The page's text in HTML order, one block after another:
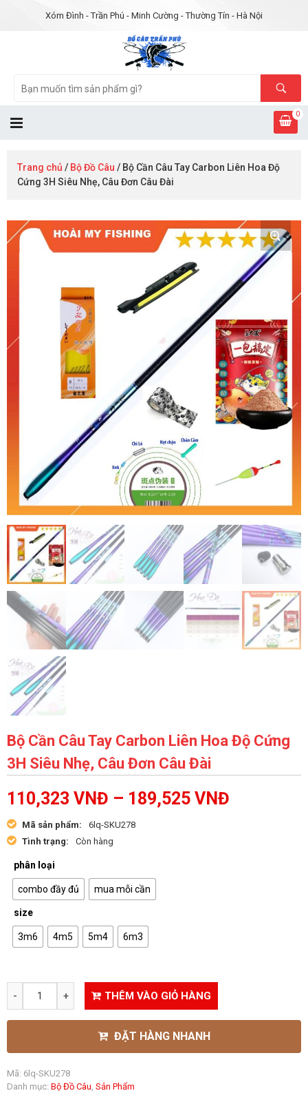
Xóm Đình - Trần Phú - Minh Cường - Thường Tín - Hà Nội
0
Trang chủ / Bộ Đồ Câu / Bộ Cần Câu Tay Carbon Liên Hoa Độ
Cứng 3H Siêu Nhẹ, Câu Đơn Câu Đài
Bộ Cần Câu Tay Carbon Liên Hoa Độ Cứng
3H Siêu Nhẹ, Câu Đơn Câu Đài
110,323 VNĐ – 189,525 VNĐ
Mã sản phẩm:
6lq-SKU278
Tình trạng:
Còn hàng
phân loại
combo đầy đủ mua mỗi cần
size
3m6 4m5 5m4 6m3
THÊM VÀO GIỎ HÀNG
ĐẶT HÀNG NHANH
Mã: 6lq-SKU278
Danh mục: Bộ Đồ Câu, Sản Phẩm